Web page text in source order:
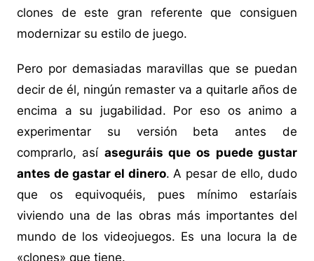
clones de este gran referente que consiguen
modernizar su estilo de juego.
Pero por demasiadas maravillas que se puedan
decir de él, ningún remaster va a quitarle años de
encima a su jugabilidad. Por eso os animo a
experimentar su versión beta antes de
comprarlo, así aseguráis que os puede gustar
antes de gastar el dinero. A pesar de ello, dudo
que os equivoquéis, pues mínimo estaríais
viviendo una de las obras más importantes del
mundo de los videojuegos. Es una locura la de
«clones» que tiene.